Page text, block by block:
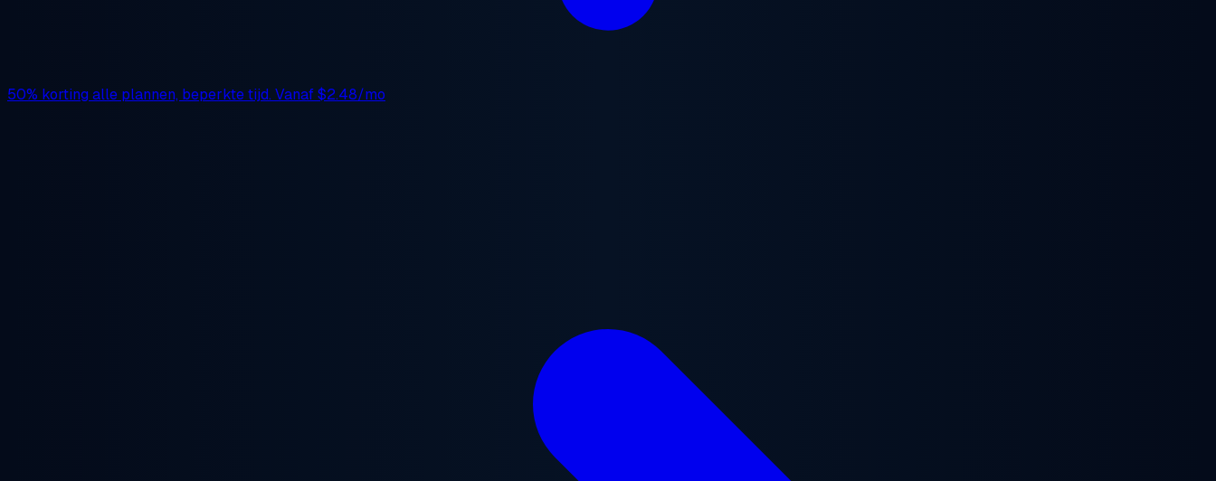
50% korting alle plannen, beperkte tijd. Vanaf$2.48/mo